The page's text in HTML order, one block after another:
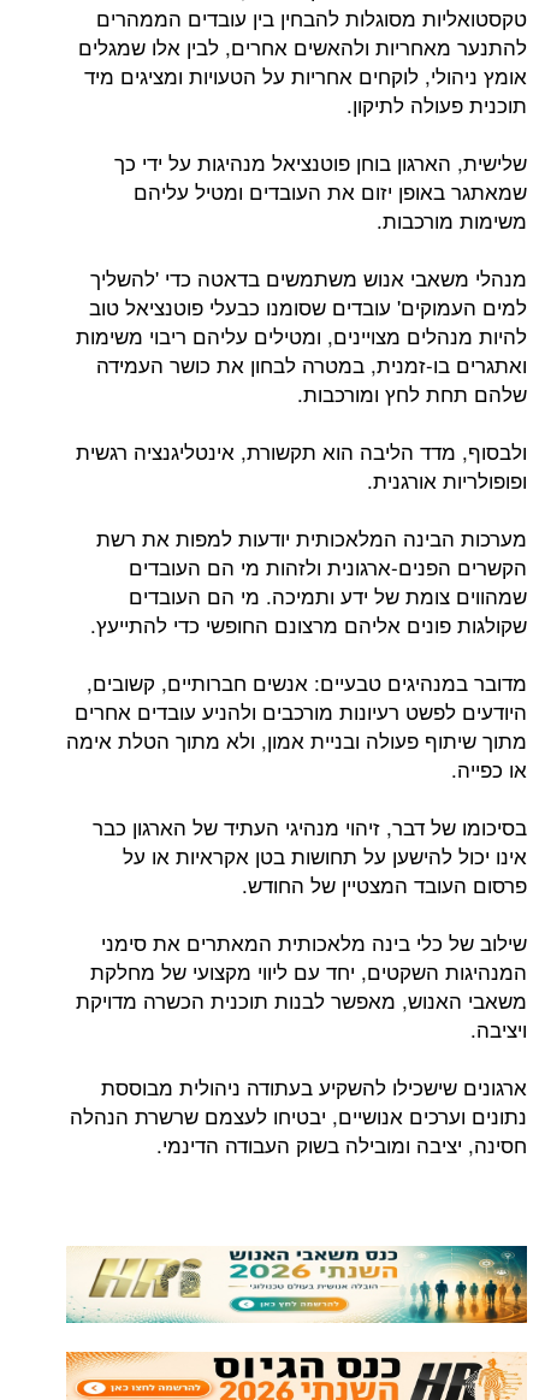
טקסטואליות מסוגלות להבחין בין עובדים הממהרים
להתנער מאחריות ולהאשים אחרים, לבין אלו שמגלים
אומץ ניהולי, לוקחים אחריות על הטעויות ומציגים מיד
תוכנית פעולה לתיקון.
שלישית, הארגון בוחן פוטנציאל מנהיגות על ידי כך
שמאתגר באופן יזום את העובדים ומטיל עליהם
משימות מורכבות.
מנהלי משאבי אנוש משתמשים בדאטה כדי 'להשליך
למים העמוקים' עובדים שסומנו כבעלי פוטנציאל טוב
להיות מנהלים מצויינים, ומטילים עליהם ריבוי משימות
ואתגרים בו-זמנית, במטרה לבחון את כושר העמידה
שלהם תחת לחץ ומורכבות.
ולבסוף, מדד הליבה הוא תקשורת, אינטליגנציה רגשית
ופופולריות אורגנית.
מערכות הבינה המלאכותית יודעות למפות את רשת
הקשרים הפנים-ארגונית ולזהות מי הם העובדים
שמהווים צומת של ידע ותמיכה. מי הם העובדים
שקולגות פונים אליהם מרצונם החופשי כדי להתייעץ.
מדובר במנהיגים טבעיים: אנשים חברותיים, קשובים,
היודעים לפשט רעיונות מורכבים ולהניע עובדים אחרים
מתוך שיתוף פעולה ובניית אמון, ולא מתוך הטלת אימה
או כפייה.
בסיכומו של דבר, זיהוי מנהיגי העתיד של הארגון כבר
אינו יכול להישען על תחושות בטן אקראיות או על
פרסום העובד המצטיין של החודש.
שילוב של כלי בינה מלאכותית המאתרים את סימני
המנהיגות השקטים, יחד עם ליווי מקצועי של מחלקת
משאבי האנוש, מאפשר לבנות תוכנית הכשרה מדויקת
ויציבה.
ארגונים שישכילו להשקיע בעתודה ניהולית מבוססת
נתונים וערכים אנושיים, יבטיחו לעצמם שרשרת הנהלה
חסינה, יציבה ומובילה בשוק העבודה הדינמי.